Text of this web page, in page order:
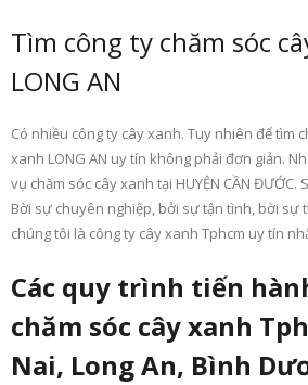
Tìm công ty chăm sóc
LONG AN
Có nhiều công ty cây xanh. Tuy nhiên để tìm
xanh LONG AN uy tín không phải đơn giản.
vụ chăm sóc cây xanh tại HUYỆN CẦN ĐƯỚC.
Bời sự chuyên nghiệp, bởi sự tận tình, bời sự
chúng tôi là công ty cây xanh Tphcm uy tín
Các quy trình tiến
chăm sóc cây xanh
Nai, Long An, Bình